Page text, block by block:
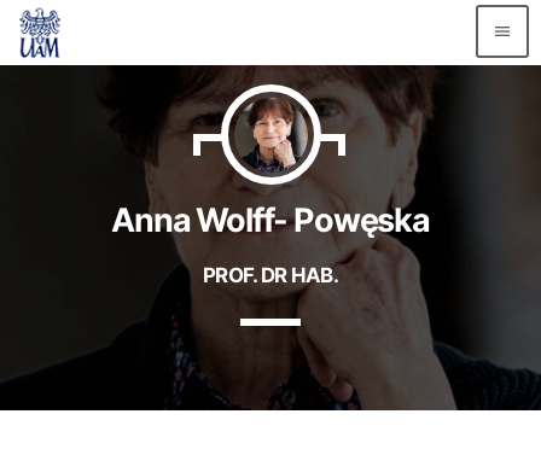
menu
Anna Wolff- Powęska
PROF. DR HAB.